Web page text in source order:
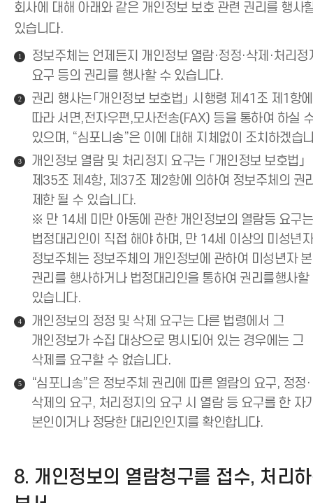
회사에 대해 아래와 같은 개인정보 보호 관련 권리를 행사
있습니다.
1
정보주체는 언제든지 개인정보 열람·정정·삭제·처리정
요구 등의 권리를 행사할 수 있습니다.
2
권리 행사는「개인정보 보호법」 시행령 제41조 제1항에
따라 서면,전자우편,모사전송(FAX) 등을 통하여 하실
있으며, “심포니송”은 이에 대해 지체없이 조치하겠습
3
개인정보 열람 및 처리정지 요구는 「개인정보 보호법」
제35조 제4항, 제37조 제2항에 의하여 정보주체의 권
제한 될 수 있습니다.
※ 만 14세 미만 아동에 관한 개인정보의 열람등 요구는
법정대리인이 직접 해야 하며, 만 14세 이상의 미성년
정보주체는 정보주체의 개인정보에 관하여 미성년자
권리를 행사하거나 법정대리인을 통하여 권리를행사할
있습니다.
4
개인정보의 정정 및 삭제 요구는 다른 법령에서 그
개인정보가 수집 대상으로 명시되어 있는 경우에는 그
삭제를 요구할 수 없습니다.
5
“심포니송”은 정보주체 권리에 따른 열람의 요구, 정정·
삭제의 요구, 처리정지의 요구 시 열람 등 요구를 한 자
본인이거나 정당한 대리인인지를 확인합니다.
8. 개인정보의 열람청구를 접수, 처리